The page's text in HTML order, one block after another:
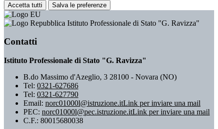
Accetta tutti Salva le preferenze
Istituto Professionale di Stato "G. Ravizza"
Contatti
Istituto Professionale di Stato "G. Ravizza"
B.do Massimo d'Azeglio, 3 28100 - Novara (NO)
Tel: 0321-627686
Tel: 0321-627790
Email: norc01000l@istruzione.itLink per inviare una mail
PEC: norc01000l@pec.istruzione.itLink per inviare una mail
C.F.: 80015680038